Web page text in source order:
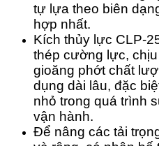
tự lựa theo biên
hợp nhất.
Kích thủy lực CLP-
thép cường lực,
gioăng phớt chất
dụng dài lâu, đặc
nhỏ trong quá trình
vận hành.
Để nâng các tải